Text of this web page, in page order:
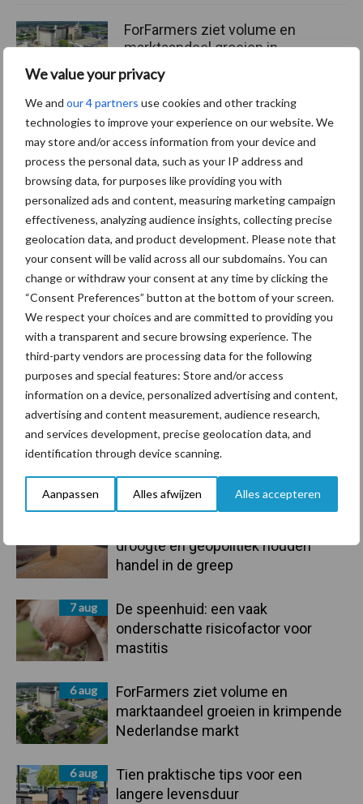
We value your privacy
We and our 4 partners use cookies and other tracking
technologies to improve your experience on our website. We
may store and/or access information from your device and
process the personal data, such as your IP address and
browsing data, for purposes like providing you with
personalized ads and content, measuring marketing campaign
effectiveness, analyzing audience insights, collecting precise
geolocation data, and product development. Please note that
your consent will be valid across all our subdomains. You can
change or withdraw your consent at any time by clicking the
“Consent Preferences” button at the bottom of your screen.
We respect your choices and are committed to providing you
with a transparent and secure browsing experience. The
third-party vendors are processing data for the following
purposes and special features: Store and/or access
information on a device, personalized advertising and content,
advertising and content measurement, audience research,
and services development, precise geolocation data, and
identification through device scanning.
Aanpassen Alles afwijzen Alles accepteren
Primaire
Sidebar
Recent nieuws Partner nieuws
droogte en geopolitiek houden
handel in de greep
7 aug
De speenhuid: een vaak
onderschatte risicofactor voor
mastitis
6 aug
ForFarmers ziet volume en
marktaandeel groeien in krimpende
Nederlandse markt
6 aug
Tien praktische tips voor een
langere levensduur
ForFarmers ziet volume en
marktaandeel groeien in
krimpende Nederlandse
markt
Themapagina's
Diergezondheid Bemesting Fokkerij
Bedrijfsnieuws
Ligbox &
Voerhekken
Toon meer